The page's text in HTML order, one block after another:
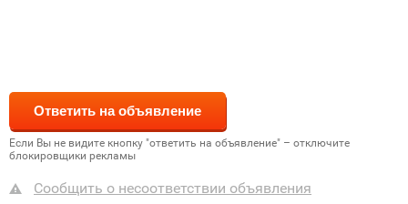
Если Вы не видите кнопку "ответить на объявление" – отключите
блокировщики рекламы
Сообщить о несоответствии объявления